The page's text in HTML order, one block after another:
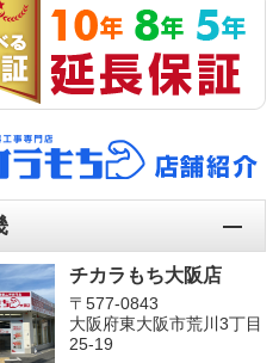
チカラもち大阪店
〒577-0843
大阪府東大阪市荒川3丁目
25-19